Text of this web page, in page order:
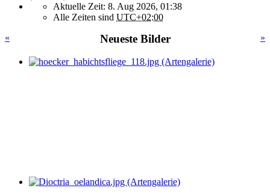
Aktuelle Zeit: 8. Aug 2026, 01:38
Alle Zeiten sind UTC+02:00
«
»
Neueste Bilder